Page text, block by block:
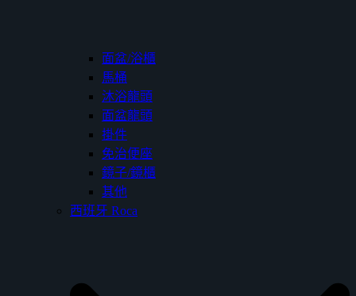
面盆/浴櫃
馬桶
沐浴龍頭
面盆龍頭
掛件
免治便座
鏡子/鏡櫃
其他
西班牙 Roca